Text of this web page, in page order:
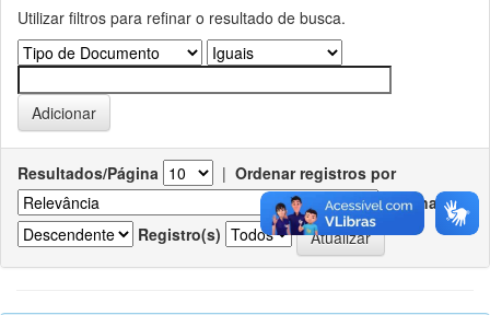
Utilizar filtros para refinar o resultado de busca.
Resultados/Página | Ordenar registros por
Ordenar
Registro(s)